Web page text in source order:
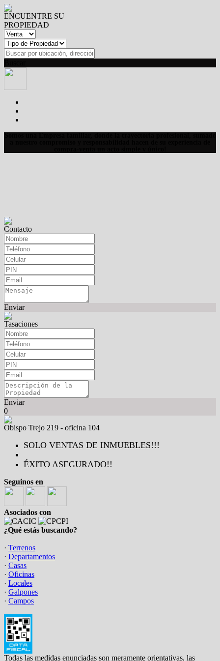
ENCUENTRE SU
PROPIEDAD
Contacto
Enviar
Tasaciones
Enviar
0
Obispo Trejo 219 - oficina 104
SOLO VENTAS DE INMUEBLES!!!
ÉXITO ASEGURADO!!
Seguinos en
Asociados con
¿Qué estás buscando?
· Terrenos
· Departamentos
· Casas
· Oficinas
· Locales
· Galpones
· Campos
Todas las medidas enunciadas son meramente orientativas, las